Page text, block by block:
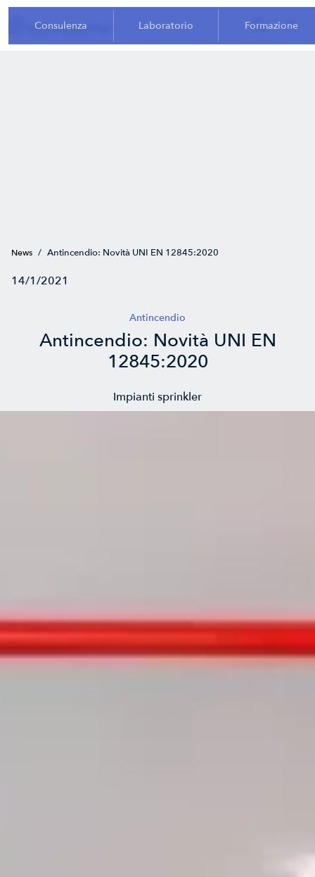
Consulenza Laboratorio Formazione
News / Antincendio: Novità UNI EN 12845:2020
14/1/2021
Antincendio
Antincendio: Novità UNI EN
12845:2020
Impianti sprinkler